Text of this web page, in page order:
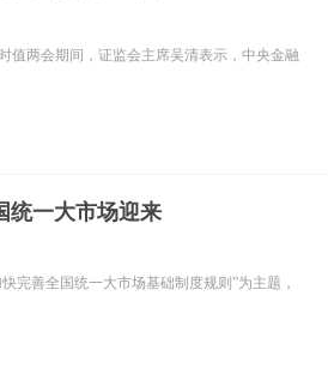
值两会期间，证监会主席吴清表示，中央金融
统一大市场迎来
完善全国统一大市场基础制度规则”为主题，